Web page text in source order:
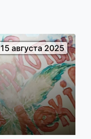
15 августа 2025